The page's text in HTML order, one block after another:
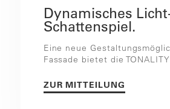
Dynamisches
Schattenspiel.
Eine neue
Fassade bietet die
ZUR MITTEILUNG